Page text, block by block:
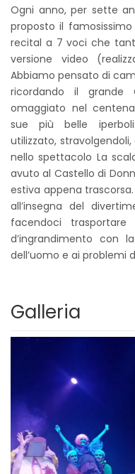
Ogni anno, per sette
proposto il
recital a 7 voci che
versione video
Abbiamo pensato di
ricordando il grande
omaggiato nel
sue più belle
utilizzato,
nello spettacolo La
avuto al Castello di
estiva appena
all’insegna del
facendoci
d’ingrandimento con
dell’uomo e ai problemi
Galleria